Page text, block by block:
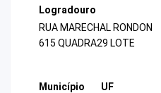
Logradouro
RUA MARECHAL RONDON
615 QUADRA29 LOTE
Município
UF